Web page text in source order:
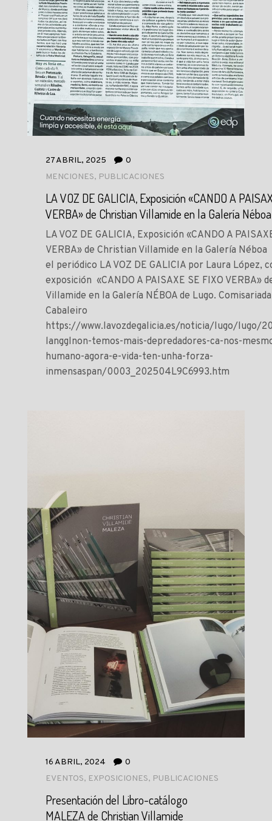
27 ABRIL, 2025
0
MENCIONES, PUBLICACIONES
LA VOZ DE GALICIA, Exposición «CANDO A
VERBA» de Christian Villamide en la Galería Néboa
LA VOZ DE GALICIA, Exposición «CANDO A
VERBA» de Christian Villamide en la Galería
el periódico LA VOZ DE GALICIA por Laura López,
exposición «CANDO A PAISAXE SE FIXO VERBA»
Villamide en la Galería NÉBOA de Lugo.
Cabaleiro
https://www.lavozdegalicia.es/noticia/lugo/lugo/
langglnon-temos-mais-depredadores-ca-nos-
humano-agora-e-vida-ten-unha-forza-
inmensaspan/0003_202504L9C6993.htm
16 ABRIL, 2024
0
EVENTOS, EXPOSICIONES, PUBLICACIONES
Presentación del Libro-catálogo
MALEZA de Christian Villamide